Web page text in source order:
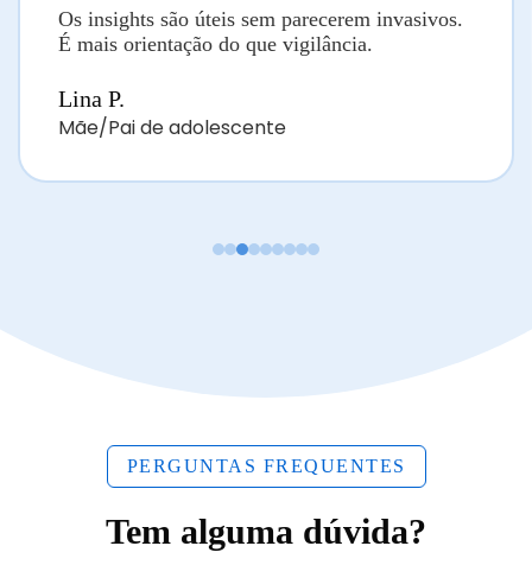
Lina P.
Mãe/Pai de adolescente
Os insights são úteis sem parecerem invasivos.
É mais orientação do que vigilância.
PERGUNTAS FREQUENTES
Tem alguma dúvida?